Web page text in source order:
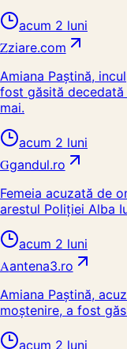
acum 2 luni
Zziare.com
Amiana Paștină,
fost găsită
mai.
acum 2 luni
Ggandul.ro
Femeia acuzată de
arestul Poliției Alba
acum 2 luni
Aantena3.ro
Amiana Paștină,
moștenire, a fost
acum 2 luni